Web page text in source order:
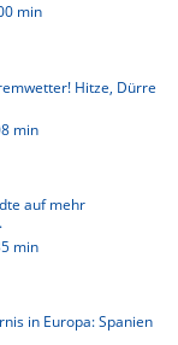
min
Hitze, Dürre
min
auf mehr
min
in Europa: Spanien